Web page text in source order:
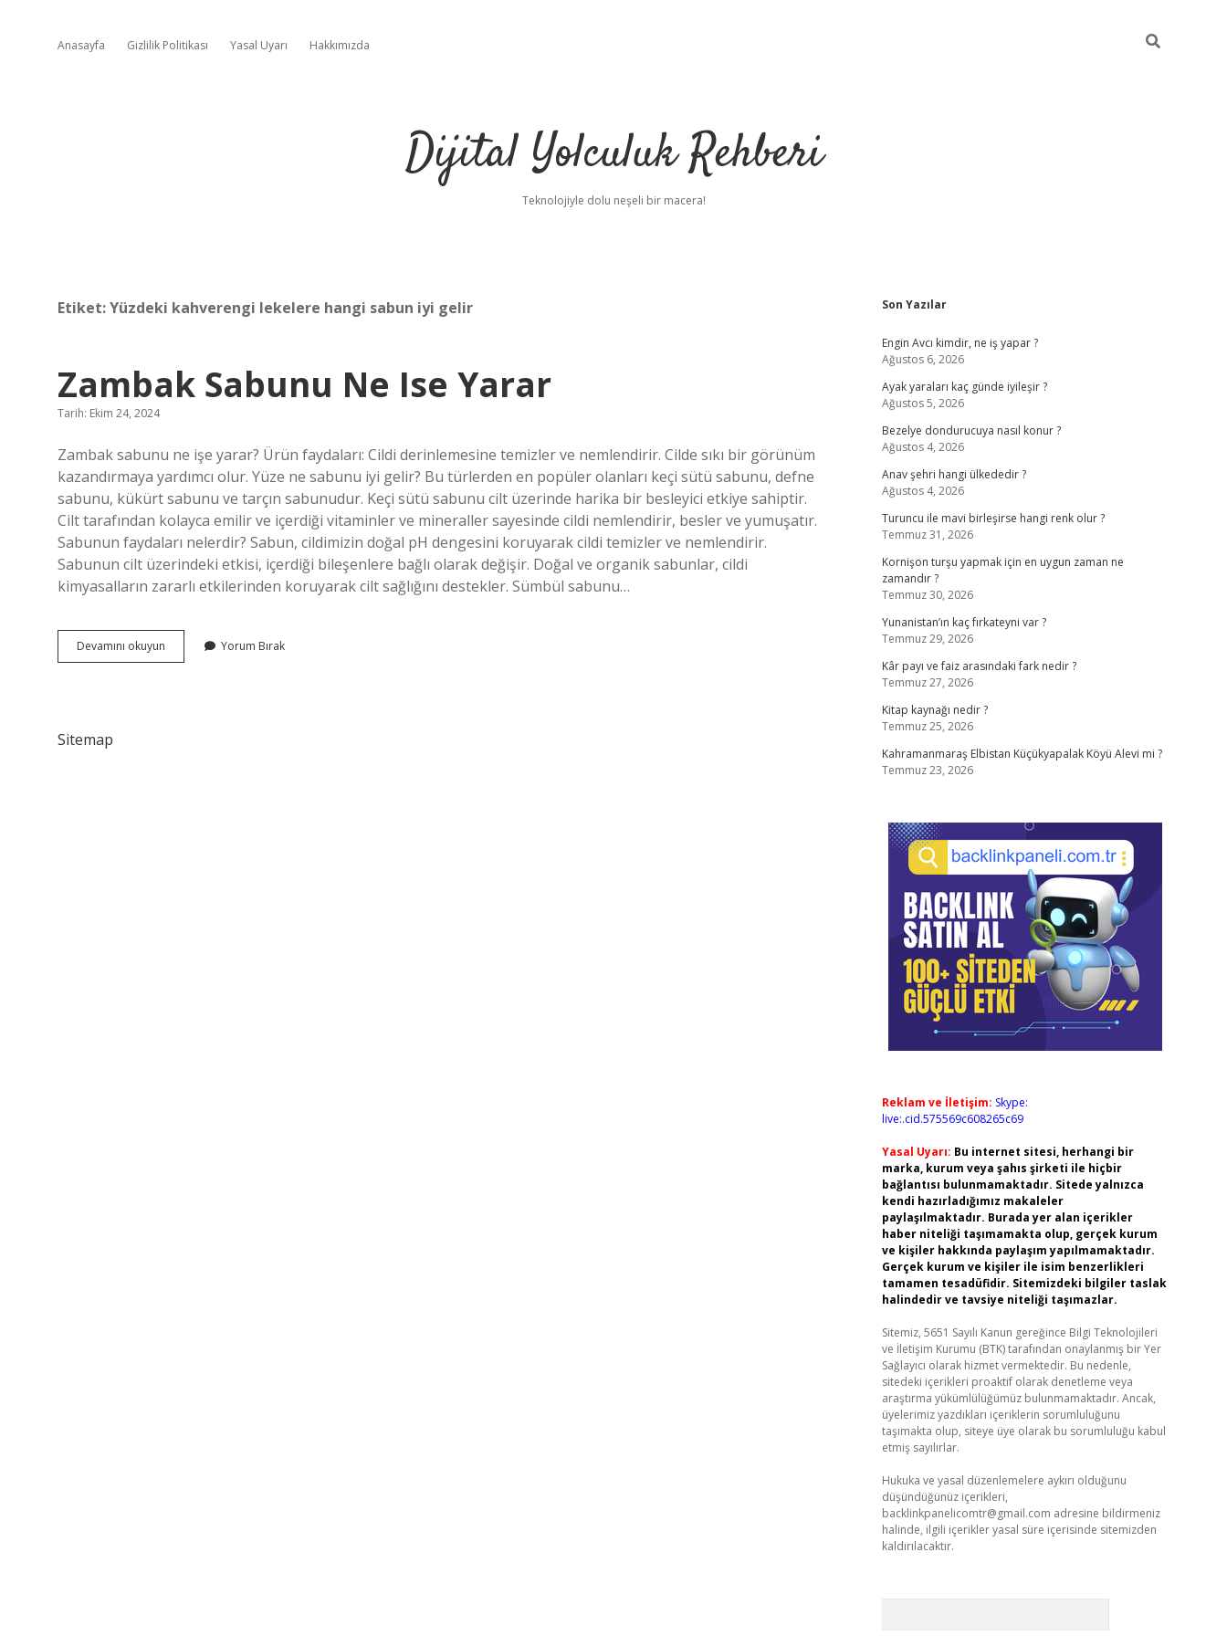
Anasayfa Gizlilik Politikası Yasal Uyarı Hakkımızda
Dijital Yolculuk Rehberi
Teknolojiyle dolu neşeli bir macera!
Etiket:Yüzdeki kahverengi lekelere hangi sabun iyi gelir
Zambak Sabunu Ne Ise Yarar
Tarih: Ekim 24, 2024
Zambak sabunu ne işe yarar? Ürün faydaları: Cildi derinlemesine temizler ve nemlendirir. Cilde sıkı bir görünüm
kazandırmaya yardımcı olur. Yüze ne sabunu iyi gelir? Bu türlerden en popüler olanları keçi sütü sabunu, defne
sabunu, kükürt sabunu ve tarçın sabunudur. Keçi sütü sabunu cilt üzerinde harika bir besleyici etkiye sahiptir.
Cilt tarafından kolayca emilir ve içerdiği vitaminler ve mineraller sayesinde cildi nemlendirir, besler ve yumuşatır.
Sabunun faydaları nelerdir? Sabun, cildimizin doğal pH dengesini koruyarak cildi temizler ve nemlendirir.
Sabunun cilt üzerindeki etkisi, içerdiği bileşenlere bağlı olarak değişir. Doğal ve organik sabunlar, cildi
kimyasalların zararlı etkilerinden koruyarak cilt sağlığını destekler. Sümbül sabunu…
Devamını okuyun Zambak
Sabunu
Yorum Bırak
Sitemap
Sidebar
Son Yazılar
Engin Avcı kimdir, ne iş yapar ?
Ağustos 6, 2026
Ayak yaraları kaç günde iyileşir ?
Ağustos 5, 2026
Bezelye dondurucuya nasıl konur ?
Ağustos 4, 2026
Anav şehri hangi ülkededir ?
Ağustos 4, 2026
Turuncu ile mavi birleşirse hangi renk olur ?
Temmuz 31, 2026
Kornişon turşu yapmak için en uygun zaman ne
zamandır ?
Temmuz 30, 2026
Yunanistan’ın kaç fırkateyni var ?
Temmuz 29, 2026
Kâr payı ve faiz arasındaki fark nedir ?
Temmuz 27, 2026
Kitap kaynağı nedir ?
Temmuz 25, 2026
Kahramanmaraş Elbistan Küçükyapalak Köyü Alevi mi ?
Temmuz 23, 2026
Reklam ve İletişim: Skype:
live:.cid.575569c608265c69
Yasal Uyarı: Bu internet sitesi, herhangi bir
marka, kurum veya şahıs şirketi ile hiçbir
bağlantısı bulunmamaktadır. Sitede yalnızca
kendi hazırladığımız makaleler
paylaşılmaktadır. Burada yer alan içerikler
haber niteliği taşımamakta olup, gerçek kurum
ve kişiler hakkında paylaşım yapılmamaktadır.
Gerçek kurum ve kişiler ile isim benzerlikleri
tamamen tesadüfidir. Sitemizdeki bilgiler taslak
halindedir ve tavsiye niteliği taşımazlar.
Sitemiz, 5651 Sayılı Kanun gereğince Bilgi Teknolojileri
ve İletişim Kurumu (BTK) tarafından onaylanmış bir Yer
Sağlayıcı olarak hizmet vermektedir. Bu nedenle,
sitedeki içerikleri proaktif olarak denetleme veya
araştırma yükümlülüğümüz bulunmamaktadır. Ancak,
üyelerimiz yazdıkları içeriklerin sorumluluğunu
taşımakta olup, siteye üye olarak bu sorumluluğu kabul
etmiş sayılırlar.
Hukuka ve yasal düzenlemelere aykırı olduğunu
düşündüğünüz içerikleri,
backlinkpanelicomtr@gmail.com adresine bildirmeniz
halinde, ilgili içerikler yasal süre içerisinde sitemizden
kaldırılacaktır.